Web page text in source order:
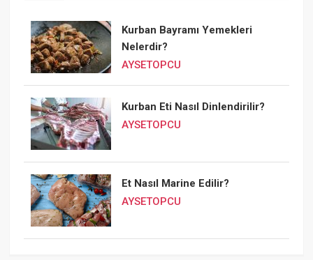
Kurban Bayramı Yemekleri
Nelerdir?
AYSETOPCU
Kurban Eti Nasıl Dinlendirilir?
AYSETOPCU
Et Nasıl Marine Edilir?
AYSETOPCU